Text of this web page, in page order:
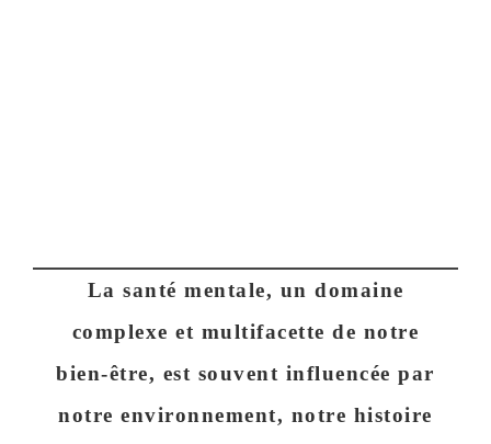
La santé mentale, un domaine
complexe et multifacette de notre
bien-être, est souvent influencée par
notre environnement, notre histoire